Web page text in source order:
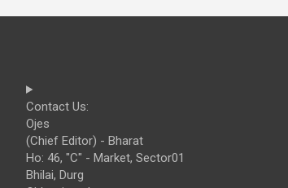
Contact Us:
Ojes
(Chief Editor) - Bharat
Ho: 46, "C" - Market, Sector01
Bhilai, Durg